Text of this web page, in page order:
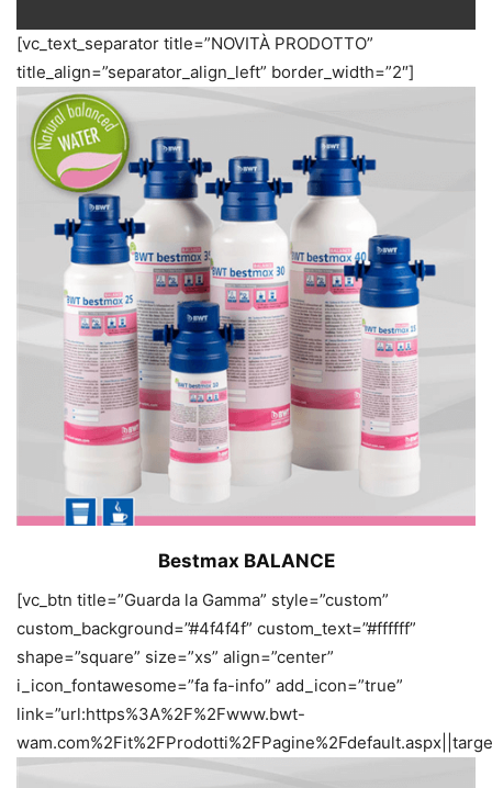
[vc_text_separator title=”NOVITÀ PRODOTTO”
title_align=”separator_align_left” border_width=”2″]
Bestmax BALANCE
[vc_btn title=”Guarda la Gamma” style=”custom”
custom_background=”#4f4f4f” custom_text=”#ffffff”
shape=”square” size=”xs” align=”center”
i_icon_fontawesome=”fa fa-info” add_icon=”true”
link=”url:https%3A%2F%2Fwww.bwt-